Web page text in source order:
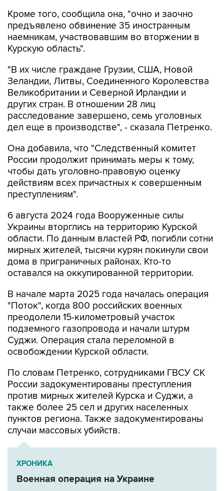
Кроме того, сообщила она, "очно и заочно
предъявлено обвинение 35 иностранным
наемникам, участвовавшим во вторжении в
Курскую область".
"В их числе граждане Грузии, США, Новой
Зеландии, Литвы, Соединенного Королевства
Великобритании и Северной Ирландии и
других стран. В отношении 28 лиц
расследование завершено, семь уголовных
дел еще в производстве", - сказала Петренко.
Она добавила, что "Cледственный комитет
России продолжит принимать меры к тому,
чтобы дать уголовно-правовую оценку
действиям всех причастных к совершенным
преступлениям".
6 августа 2024 года Вооруженные силы
Украины вторглись на территорию Курской
области. По данным властей РФ, погибли сотни
мирных жителей, тысячи курян покинули свои
дома в приграничных районах. Кто-то
оставался на оккупированной территории.
В начале марта 2025 года началась операция
"Поток", когда 800 российских военных
преодолели 15-километровый участок
подземного газопровода и начали штурм
Суджи. Операция стала переломной в
освобождении Курской области.
По словам Петренко, сотрудниками ГВСУ СК
России задокументированы преступления
против мирных жителей Курска и Суджи, а
также более 25 сел и других населенных
пунктов региона. Также задокументированы
случаи массовых убийств.
ХРОНИКА
Военная операция на Украине